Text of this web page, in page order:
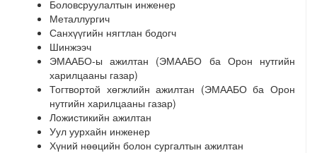
Боловсруулалтын инженер
Металлургич
Санхүүгийн нягтлан бодогч
Шинжээч
ЭМААБО-ы ажилтан (ЭМААБО ба Орон нутгийн
харилцааны газар)
Тогтвортой хөгжлийн ажилтан (ЭМААБО ба Орон
нутгийн харилцааны газар)
Ложистикийн ажилтан
Уул уурхайн инженер
Хүний нөөцийн болон сургалтын ажилтан